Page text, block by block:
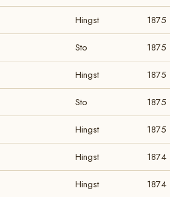
Hingst 1875
Sto 1875
Hingst 1875
Sto 1875
Hingst 1875
Hingst 1874
Hingst 1874